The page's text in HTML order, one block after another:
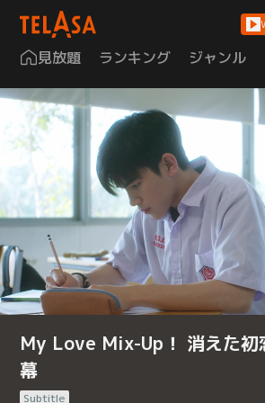
見放題 ランキング ジャンル
My Love Mix-Up！ 消えた初
幕
Subtitle